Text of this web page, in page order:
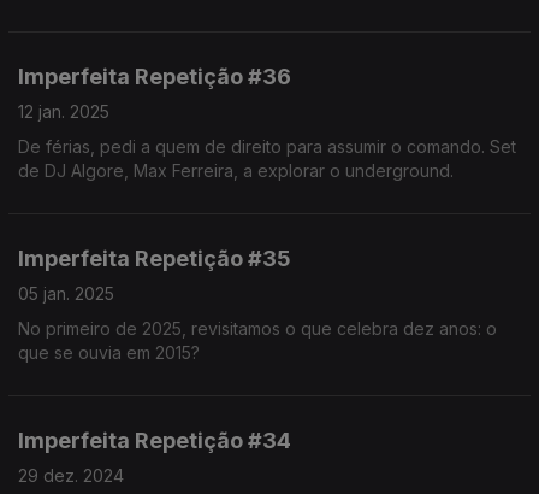
Imperfeita Repetição #36
12 jan. 2025
De férias, pedi a quem de direito para assumir o comando. Set
de DJ Algore, Max Ferreira, a explorar o underground.
Imperfeita Repetição #35
05 jan. 2025
No primeiro de 2025, revisitamos o que celebra dez anos: o
que se ouvia em 2015?
Imperfeita Repetição #34
29 dez. 2024